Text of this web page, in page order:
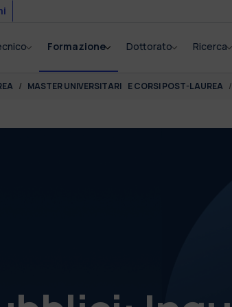
Formazione Dottorato Ricerca
MASTER UNIVERSITARI E CORSI POST-LAUREA